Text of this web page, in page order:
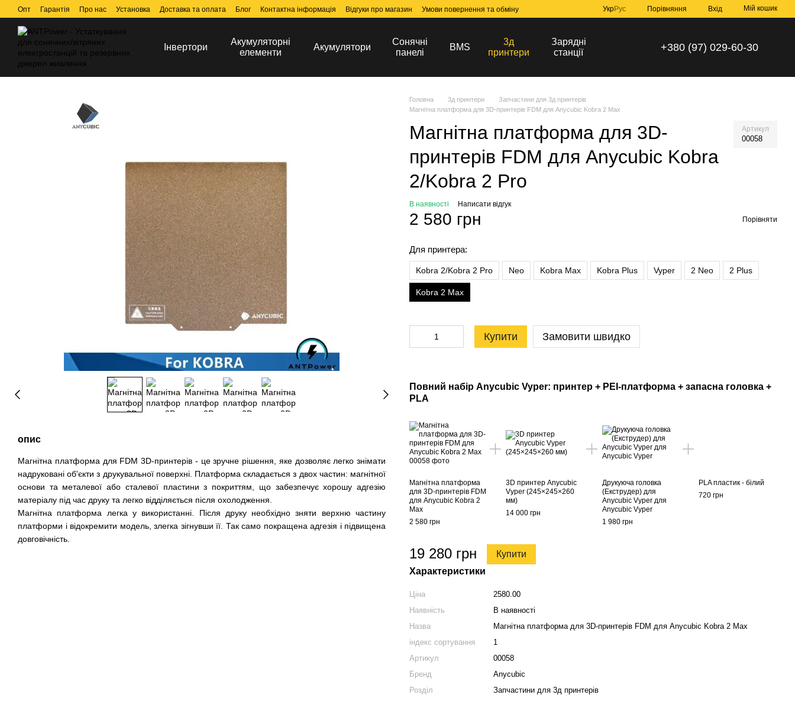
Перейти до основного контенту
Опт Гарантія Про нас Установка Доставка та оплата Блог Контактна інформація Відгуки про магазин Умови повернення та обміну УкрРус Порівняння Вхід Мій кошик
Інвертори
Акумуляторні
елементи
Акумулятори
Сонячні
панелі
BMS
3д
принтери
Зарядні
станції
+380 (97) 029-60-30
опис
Магнітна платформа для FDM 3D-принтерів - це зручне рішення, яке дозволяє легко знімати
надруковані об'єкти з друкувальної поверхні. Платформа складається з двох частин: магнітної
основи та металевої або сталевої пластини з покриттям, що забезпечує хорошу адгезію
матеріалу під час друку та легко відділяється після охолодження.
Магнітна платформа легка у використанні. Після друку необхідно зняти верхню частину
платформи і відокремити модель, злегка зігнувши її. Так само покращена адгезія і підвищена
довговічність.
Головна 3д принтери
Запчастини для 3д принтерів
Магнітна платформа для 3D-принтерів FDM для Аnycubic Kobra 2 Max
Магнітна платформа для 3D-
принтерів FDM для Аnycubic Kobra
2/Kobra 2 Pro
Артикул
00058
В наявності Написати відгук
2 580 грн Порівняти
Для принтера:
Kobra 2/Kobra 2 Pro Neo Kobra Max Kobra Plus Vyper 2 Neo 2 Plus
Kobra 2 Max
Купити Замовити швидко
Повний набір Anycubic Vyper: принтер + PEI-платформа + запасна головка +
PLA
Магнітна платформа
для 3D-принтерів FDM
для Аnycubic Kobra 2
Max
2 580 грн
3D принтер Anycubic
Vyper (245×245×260
мм)
14 000 грн
Друкуюча головка
(Екструдер) для
Anycubic Vyper для
Anycubic Vyper
1 980 грн
PLA пластик - білий
720 грн
19 280 грн
Купити
Характеристики
Ціна
2580.00
Наявність
В наявності
Назва
Магнітна платформа для 3D-принтерів FDM для Аnycubic Kobra 2 Max
індекс сортування
1
Артикул
00058
Бренд
Anycubic
Розділ
Запчастини для 3д принтерів